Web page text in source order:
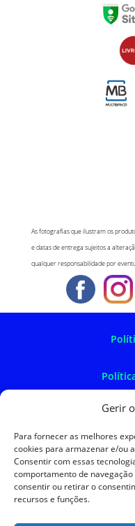
Gerir
Para fornecer as melhores
cookies para armazenar e/ou
Consentir com essas
comportamento de
consentir ou retirar o
recursos e funções.
As fotografias que ilustram os
e datas de entrega sujeitos a
qualquer responsabilidade por